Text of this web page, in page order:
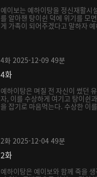
예이보는 예하이탕을 정신재활시
를 알아챈 탕이쉰 덕에 위기를 모
게 가족이 되어주겠다고 말하자
4화 2025-12-09 49분
4화
예하이탕은 며칠 전 자신이 썼던
자, 이를 수상하게 여기고 탕이쉰
을 잡기로 마음먹는다. 수상한 이
2화 2025-12-04 49분
2화
예하이탕은 예이보와 함께 죽을